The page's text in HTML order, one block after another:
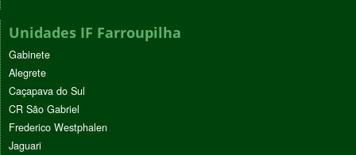
Unidades IF Farroupilha
Gabinete
Alegrete
Caçapava do Sul
CR São Gabriel
Frederico Westphalen
Jaguari